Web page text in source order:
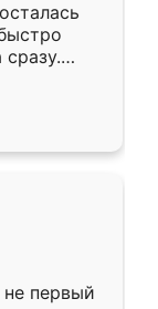
к
Собрали
даже
первый